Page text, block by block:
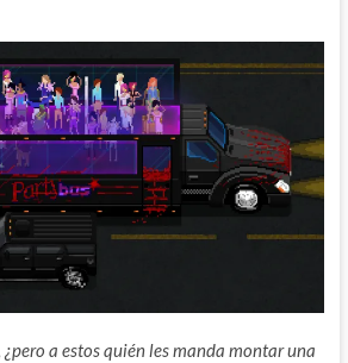
¿pero a estos quién les manda montar una